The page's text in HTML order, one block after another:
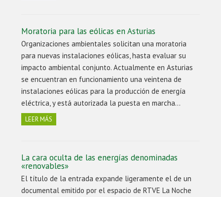
Moratoria para las eólicas en Asturias
Organizaciones ambientales solicitan una moratoria
para nuevas instalaciones eólicas, hasta evaluar su
impacto ambiental conjunto. Actualmente en Asturias
se encuentran en funcionamiento una veintena de
instalaciones eólicas para la producción de energía
eléctrica, y está autorizada la puesta en marcha…
LEER MÁS
La cara oculta de las energías denominadas
«renovables»
El título de la entrada expande ligeramente el de un
documental emitido por el espacio de RTVE La Noche